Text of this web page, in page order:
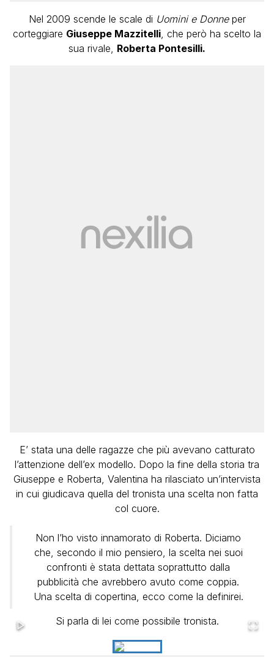
Nel 2009 scende le scale di Uomini e Donne per
corteggiare Giuseppe Mazzitelli , che però ha scelto la
sua rivale, Roberta Pontesilli.
E’ stata una delle ragazze che più avevano catturato
l’attenzione dell’ex modello. Dopo la fine della storia tra
Giuseppe e Roberta, Valentina ha rilasciato un’intervista
in cui giudicava quella del tronista una scelta non fatta
col cuore.
Non l’ho visto innamorato di Roberta. Diciamo
che, secondo il mio pensiero, la scelta nei suoi
confronti è stata dettata soprattutto dalla
pubblicità che avrebbero avuto come coppia.
Una scelta di copertina, ecco come la definirei.
Si parla di lei come possibile tronista.